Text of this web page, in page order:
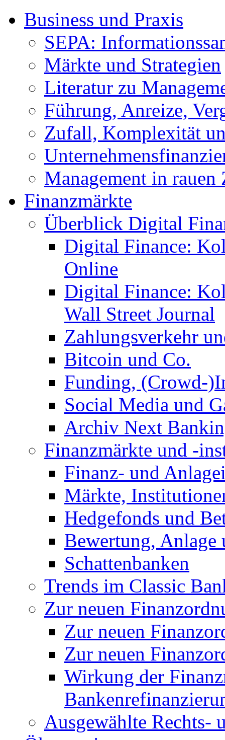
Business und Praxis
SEPA:
Märkte und Strategien
Literatur zu
Führung, Anreize,
Zufall, Komplexität
Management in rauen
Finanzmärkte
Überblick Digital
Digital Finance:
Online
Digital Finance:
Wall Street Journal
Zahlungsverkehr
Bitcoin und Co.
Funding, (Crowd-
Social Media und
Archiv Next
Finanzmärkte und -
Finanz- und
Märkte,
Hedgefonds und
Bewertung, Anlage
Schattenbanken
Trends im Classic
Zur neuen
Zur neuen
Zur neuen
Wirkung der
Ausgewählte Rechts-